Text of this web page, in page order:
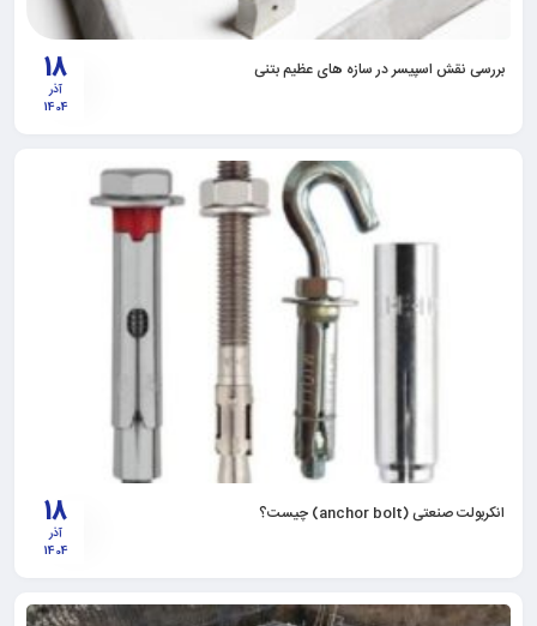
18
آذر
1404
بررسی نقش اسپیسر در سازه های عظیم بتنی
18
آذر
1404
انکربولت صنعتی (anchor bolt) چیست؟